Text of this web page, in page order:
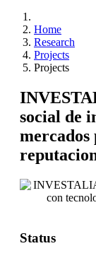
Home
Research
Projects
Projects
social de
mercados
Status